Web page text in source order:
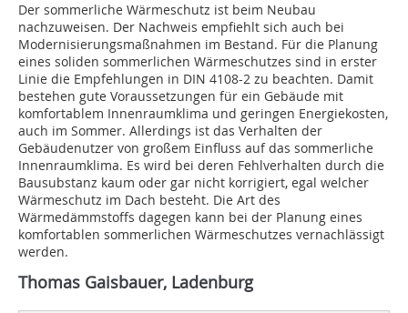
Der sommerliche Wärmeschutz ist beim Neubau
nachzuweisen. Der Nachweis empfiehlt sich auch bei
Modernisierungsmaßnahmen im Bestand. Für die Planung
eines soliden sommerlichen Wärmeschutzes sind in erster
Linie die Empfehlungen in DIN 4108-2 zu beachten. Damit
bestehen gute Voraussetzungen für ein Gebäude mit
komfortablem Innenraumklima und geringen Energiekosten,
auch im Sommer. Allerdings ist das Verhalten der
Gebäudenutzer von großem Einfluss auf das sommerliche
Innenraumklima. Es wird bei deren Fehlverhalten durch die
Bausubstanz kaum oder gar nicht korrigiert, egal welcher
Wärmeschutz im Dach besteht. Die Art des
Wärmedämmstoffs dagegen kann bei der Planung eines
komfortablen sommerlichen Wärmeschutzes vernachlässigt
werden.
Thomas Gaisbauer, Ladenburg